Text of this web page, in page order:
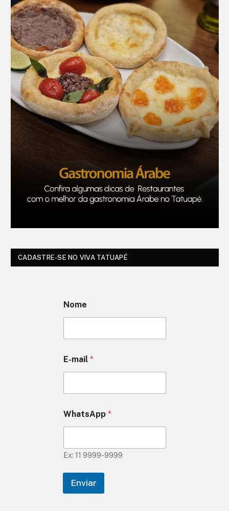
CADASTRE-SE NO VIVA TATUAPÉ
Nome
E-mail *
WhatsApp *
Ex: 11 9999-9999
Enviar